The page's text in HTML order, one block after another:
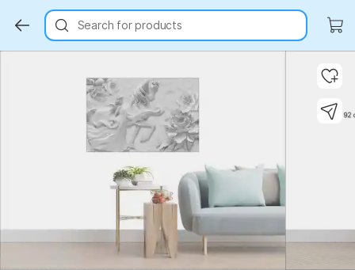
Search for products